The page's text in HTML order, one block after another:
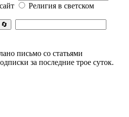
Религия в светском
🔄
письмо со статьями
за последние трое суток.